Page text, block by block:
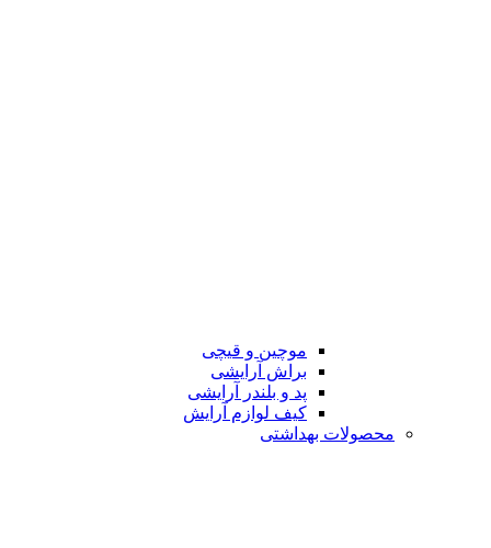
موچین و قیچی
براش آرایشی
پد و بلندر آرایشی
کیف لوازم آرایش
محصولات بهداشتی